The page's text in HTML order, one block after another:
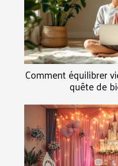
Comment équilibrer
quête de